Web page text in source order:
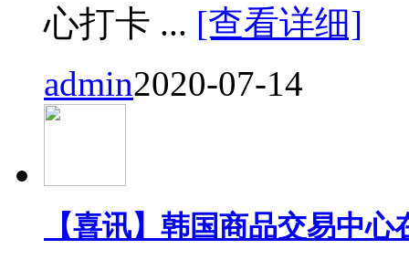
心打卡 ... [查看详细]
admin2020-07-14
【喜讯】韩国商品交易中